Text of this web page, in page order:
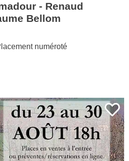
- Renaud
Bellom
numéroté